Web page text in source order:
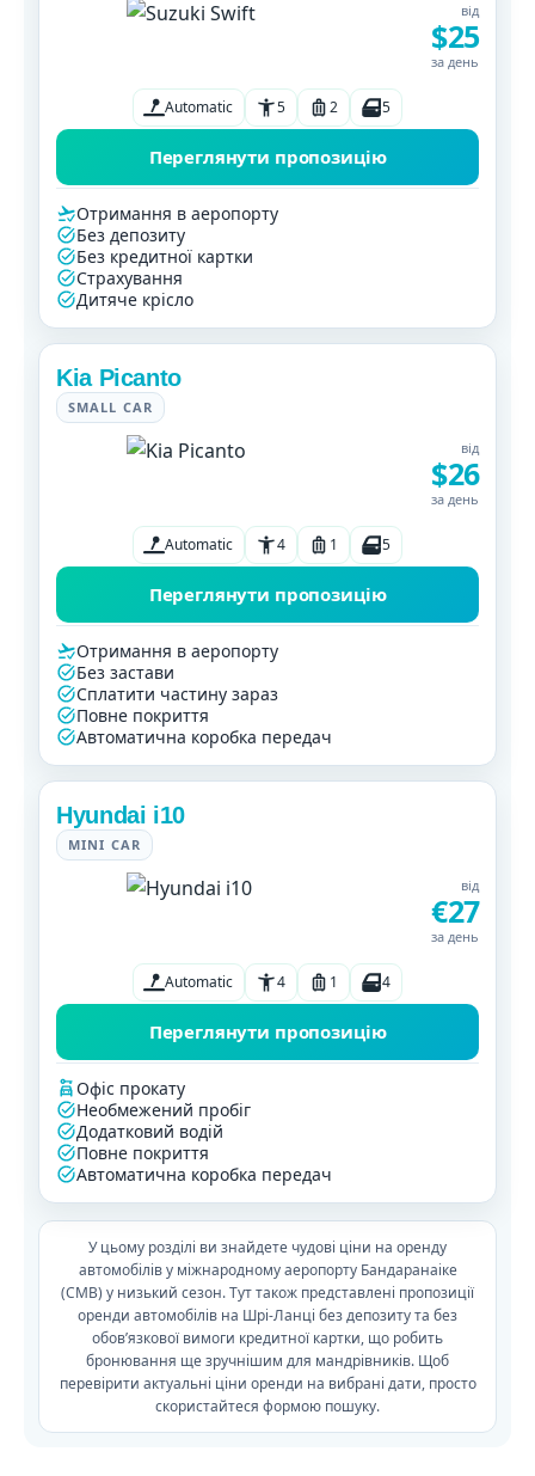
від
$25
за день
Automatic 5 2 5
Переглянути пропозицію
Отримання в аеропорту
Без депозиту
Без кредитної картки
Страхування
Дитяче крісло
Kia Picanto
SMALL CAR
від
$26
за день
Automatic 4 1 5
Переглянути пропозицію
Отримання в аеропорту
Без застави
Сплатити частину зараз
Повне покриття
Автоматична коробка передач
Hyundai i10
MINI CAR
від
€27
за день
Automatic 4 1 4
Переглянути пропозицію
Офіс прокату
Необмежений пробіг
Додатковий водій
Повне покриття
Автоматична коробка передач
У цьому розділі ви знайдете чудові ціни на оренду
автомобілів у міжнародному аеропорту Бандаранаіке
(CMB) у низький сезон. Тут також представлені пропозиції
оренди автомобілів на Шрі-Ланці без депозиту та без
обов’язкової вимоги кредитної картки, що робить
бронювання ще зручнішим для мандрівників. Щоб
перевірити актуальні ціни оренди на вибрані дати, просто
скористайтеся формою пошуку.